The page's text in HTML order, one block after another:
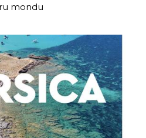
mondu